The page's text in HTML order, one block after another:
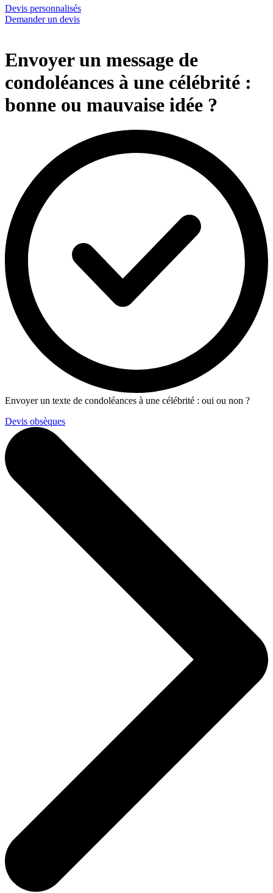
Devis personnalisés
Demander un devis
Envoyer un message de
condoléances à une célébrité :
bonne ou mauvaise idée ?
Envoyer un texte de condoléances à une célébrité : oui ou non ?
Devis obsèques